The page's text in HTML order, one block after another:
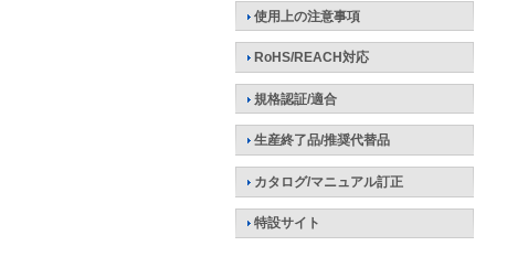
使用上の注意事項
RoHS/REACH対応
規格認証/適合
生産終了品/推奨代替品
カタログ/マニュアル訂正
特設サイト